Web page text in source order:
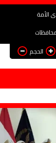
عربى ودولى
المزيد
الأمة
الحجم